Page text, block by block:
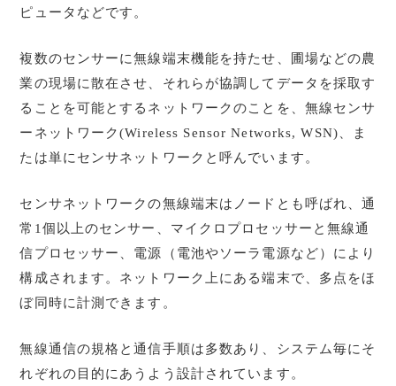
ピュータなどです。
複数のセンサーに無線端末機能を持たせ、圃場などの農
業の現場に散在させ、それらが協調してデータを採取す
ることを可能とするネットワークのことを、無線センサ
ーネットワーク(Wireless Sensor Networks, WSN)、ま
たは単にセンサネットワークと呼んでいます。
センサネットワークの無線端末はノードとも呼ばれ、通
常1個以上のセンサー、マイクロプロセッサーと無線通
信プロセッサー、電源（電池やソーラ電源など）により
構成されます。ネットワーク上にある端末で、多点をほ
ぼ同時に計測できます。
無線通信の規格と通信手順は多数あり、システム毎にそ
れぞれの目的にあうよう設計されています。